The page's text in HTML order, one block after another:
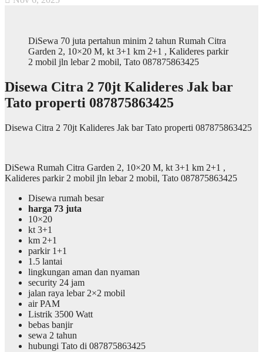
DiSewa 70 juta pertahun minim 2 tahun Rumah Citra
Garden 2, 10×20 M, kt 3+1 km 2+1 , Kalideres parkir
2 mobil jln lebar 2 mobil, Tato 087875863425
Disewa Citra 2 70jt Kalideres Jak bar
Tato properti 087875863425
Disewa Citra 2 70jt Kalideres Jak bar Tato properti 087875863425
DiSewa Rumah Citra Garden 2, 10×20 M, kt 3+1 km 2+1 ,
Kalideres parkir 2 mobil jln lebar 2 mobil, Tato 087875863425
Disewa rumah besar
harga 73 juta
10×20
kt 3+1
km 2+1
parkir 1+1
1.5 lantai
lingkungan aman dan nyaman
security 24 jam
jalan raya lebar 2×2 mobil
air PAM
Listrik 3500 Watt
bebas banjir
sewa 2 tahun
hubungi Tato di 087875863425